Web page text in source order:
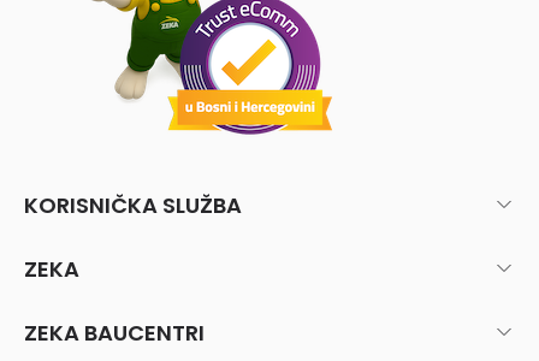
KORISNIČKA SLUŽBA
ZEKA
ZEKA BAUCENTRI